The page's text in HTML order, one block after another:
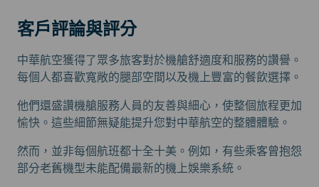
客戶評論與評分
中華航空獲得了眾多旅客對於機艙舒適度和服務的讚譽。
每個人都喜歡寬敞的腿部空間以及機上豐富的餐飲選擇。
他們還盛讚機艙服務人員的友善與細心，使整個旅程更加
愉快。這些細節無疑能提升您對中華航空的整體體驗。
然而，並非每個航班都十全十美。例如，有些乘客曾抱怨
部分老舊機型未能配備最新的機上娛樂系統。